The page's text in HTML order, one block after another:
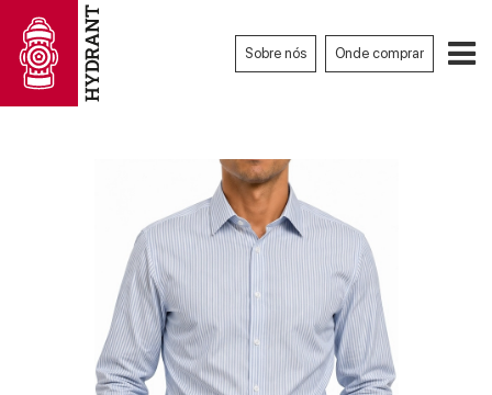
Sobre nós Onde comprar